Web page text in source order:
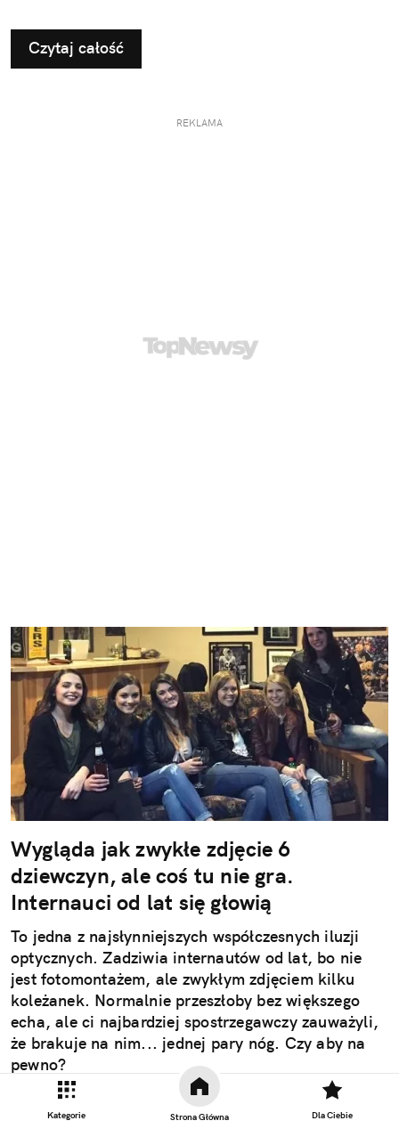
Kategorie Strona Główna Dla Ciebie
Czytaj całość
REKLAMA
Wygląda jak zwykłe zdjęcie 6
dziewczyn, ale coś tu nie gra.
Internauci od lat się głowią
To jedna z najsłynniejszych współczesnych iluzji
optycznych. Zadziwia internautów od lat, bo nie
jest fotomontażem, ale zwykłym zdjęciem kilku
koleżanek. Normalnie przeszłoby bez większego
echa, ale ci najbardziej spostrzegawczy zauważyli,
że brakuje na nim... jednej pary nóg. Czy aby na
pewno?
Czytaj całość